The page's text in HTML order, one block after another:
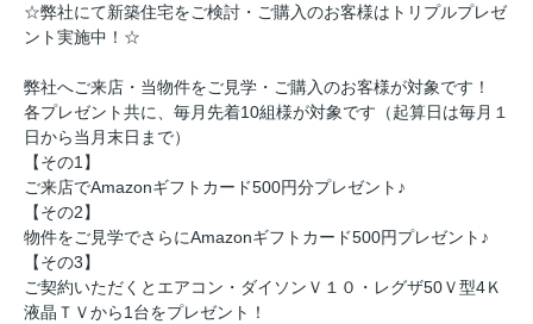
☆弊社にて新築住宅をご検討・ご購入のお客様はトリプルプレゼ
ント実施中！☆
弊社へご来店・当物件をご見学・ご購入のお客様が対象です！
各プレゼント共に、毎月先着10組様が対象です（起算日は毎月１
日から当月末日まで）
【その1】
ご来店でAmazonギフトカード500円分プレゼント♪
【その2】
物件をご見学でさらにAmazonギフトカード500円プレゼント♪
【その3】
ご契約いただくとエアコン・ダイソンＶ１０・レグザ50Ｖ型4Ｋ
液晶ＴＶから1台をプレゼント！